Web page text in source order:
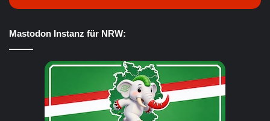
Mastodon Instanz für NRW: